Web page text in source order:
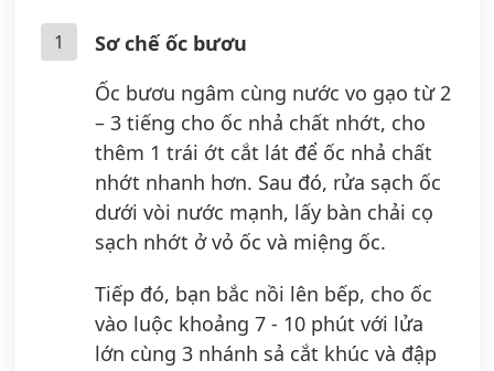
1
Sơ chế ốc bươu
Ốc bươu ngâm cùng nước vo gạo từ 2
– 3 tiếng cho ốc nhả chất nhớt, cho
thêm 1 trái ớt cắt lát để ốc nhả chất
nhớt nhanh hơn. Sau đó, rửa sạch ốc
dưới vòi nước mạnh, lấy bàn chải cọ
sạch nhớt ở vỏ ốc và miệng ốc.
Tiếp đó, bạn bắc nồi lên bếp, cho ốc
vào luộc khoảng 7 - 10 phút với lửa
lớn cùng 3 nhánh sả cắt khúc và đập